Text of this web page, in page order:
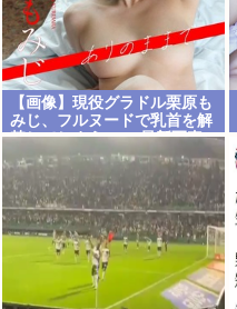
【画像】現役グラドル栗原も
みじ、フルヌードで乳首を解
禁してしまうwww最新写真
集で衝撃のFカップ全裸公
開！！